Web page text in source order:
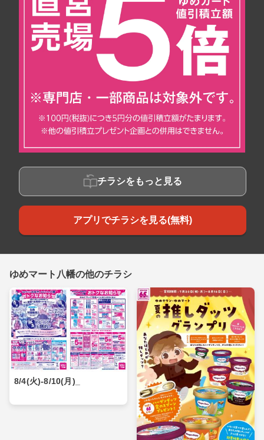
チラシをもっと見る
アプリでチラシを見る(無料)
ゆめマート八幡の他のチラシ
8/4(火)-8/10(月)_